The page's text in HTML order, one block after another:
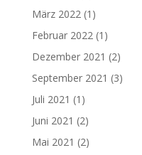
März 2022 (1)
Februar 2022 (1)
Dezember 2021 (2)
September 2021 (3)
Juli 2021 (1)
Juni 2021 (2)
Mai 2021 (2)